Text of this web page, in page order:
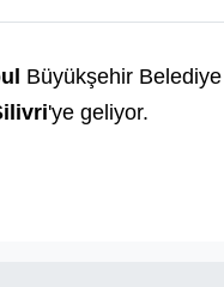
Büyükşehir
'ye geliyor.